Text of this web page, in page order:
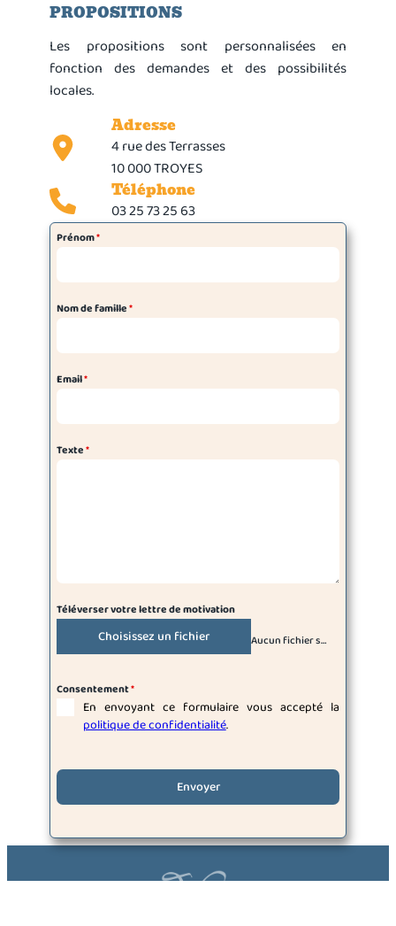
PROPOSITIONS
Les propositions sont personnalisées en
fonction des demandes et des possibilités
locales.
Adresse
4 rue des Terrasses
10 000 TROYES
Téléphone
03 25 73 25 63
Prénom*
Nom de famille*
Email*
Texte*
Téléverser votre lettre de motivation
Choisissez un fichier Aucun fichier sélectionné
Consentement*
En envoyant ce formulaire vous accepté la
politique de confidentialité.
Envoyer